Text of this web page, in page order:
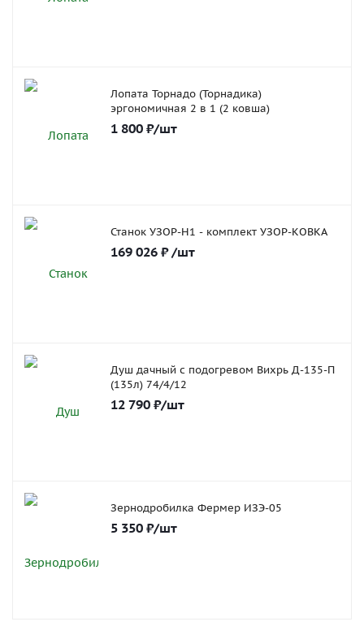
Лопата Торнадо (Торнадика)
эргономичная 2 в 1 (2 ковша)
1 800 ₽/шт
Станок УЗОР-Н1 - комплект УЗОР-КОВКА
169 026 ₽ /шт
Душ дачный с подогревом Вихрь Д-135-П
(135л) 74/4/12
12 790 ₽/шт
Зернодробилка Фермер ИЗЭ-05
5 350 ₽/шт